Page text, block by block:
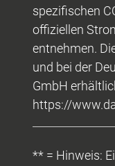
spezifischen
offiziellen
entnehmen.
und bei der
GmbH
https://
** = Hinweis: